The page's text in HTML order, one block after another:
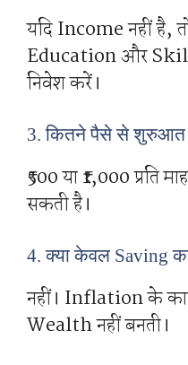
यदि Income नहीं है,
Education और
निवेश करें।
3. कितने पैसे से शुरुआत
₹500 या ₹1,000 प्रति
सकती है।
4. क्या केवल Saving
नहीं। Inflation के
Wealth नहीं बनती।